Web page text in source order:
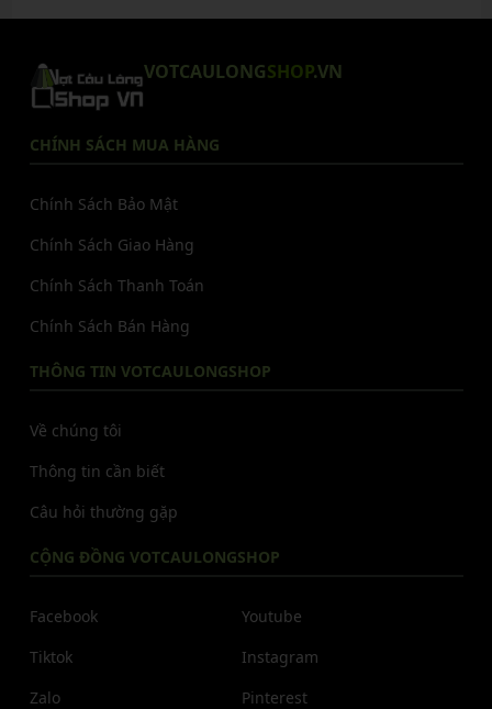
VOTCAULONGSHOP.VN
CHÍNH SÁCH MUA HÀNG
Chính Sách Bảo Mật
Chính Sách Giao Hàng
Chính Sách Thanh Toán
Chính Sách Bán Hàng
THÔNG TIN VOTCAULONGSHOP
Về chúng tôi
Thông tin cần biết
Câu hỏi thường gặp
CỘNG ĐỒNG VOTCAULONGSHOP
Facebook
Tiktok
Zalo
Youtube
Instagram
Pinterest